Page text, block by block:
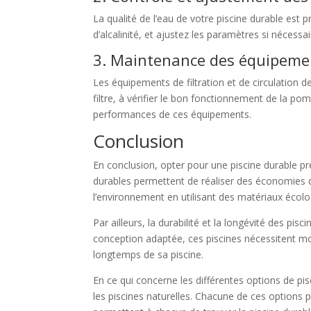
La qualité de l’eau de votre piscine durable
d’alcalinité, et ajustez les paramètres si
3. Maintenance des
Les équipements de filtration et de circulation
filtre, à vérifier le bon fonctionnement de la
performances de ces équipements.
Conclusion
En conclusion, opter pour une piscine durable
durables permettent de réaliser des économies
l’environnement en utilisant des matériaux
Par ailleurs, la durabilité et la longévité des
conception adaptée, ces piscines nécessitent
longtemps de sa piscine.
En ce qui concerne les différentes options de
les piscines naturelles. Chacune de ces options